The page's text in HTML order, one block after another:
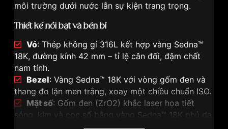
môi trường dưới nước lẫn sự kiện trang trọng.
Thiết kế nổi bật và bền bỉ
Vỏ: Thép không gỉ 316L kết hợp vàng Sedna™
18K, đường kính 42 mm – tỉ lệ cân đối, đậm chất
nam tính.
Bezel: Vàng Sedna™ 18K với vòng gốm đen và
thang đo lặn men trắng, xoay một chiều chuẩn ISO.
Mặt số: Gốm đen (ZrO2) khắc laser họa tiết
sóng, kim và cọc số bằng vàng Sedna™ 18K phủ dạ
quang Super-LumiNova cho khả năng hiển thị tuyệt